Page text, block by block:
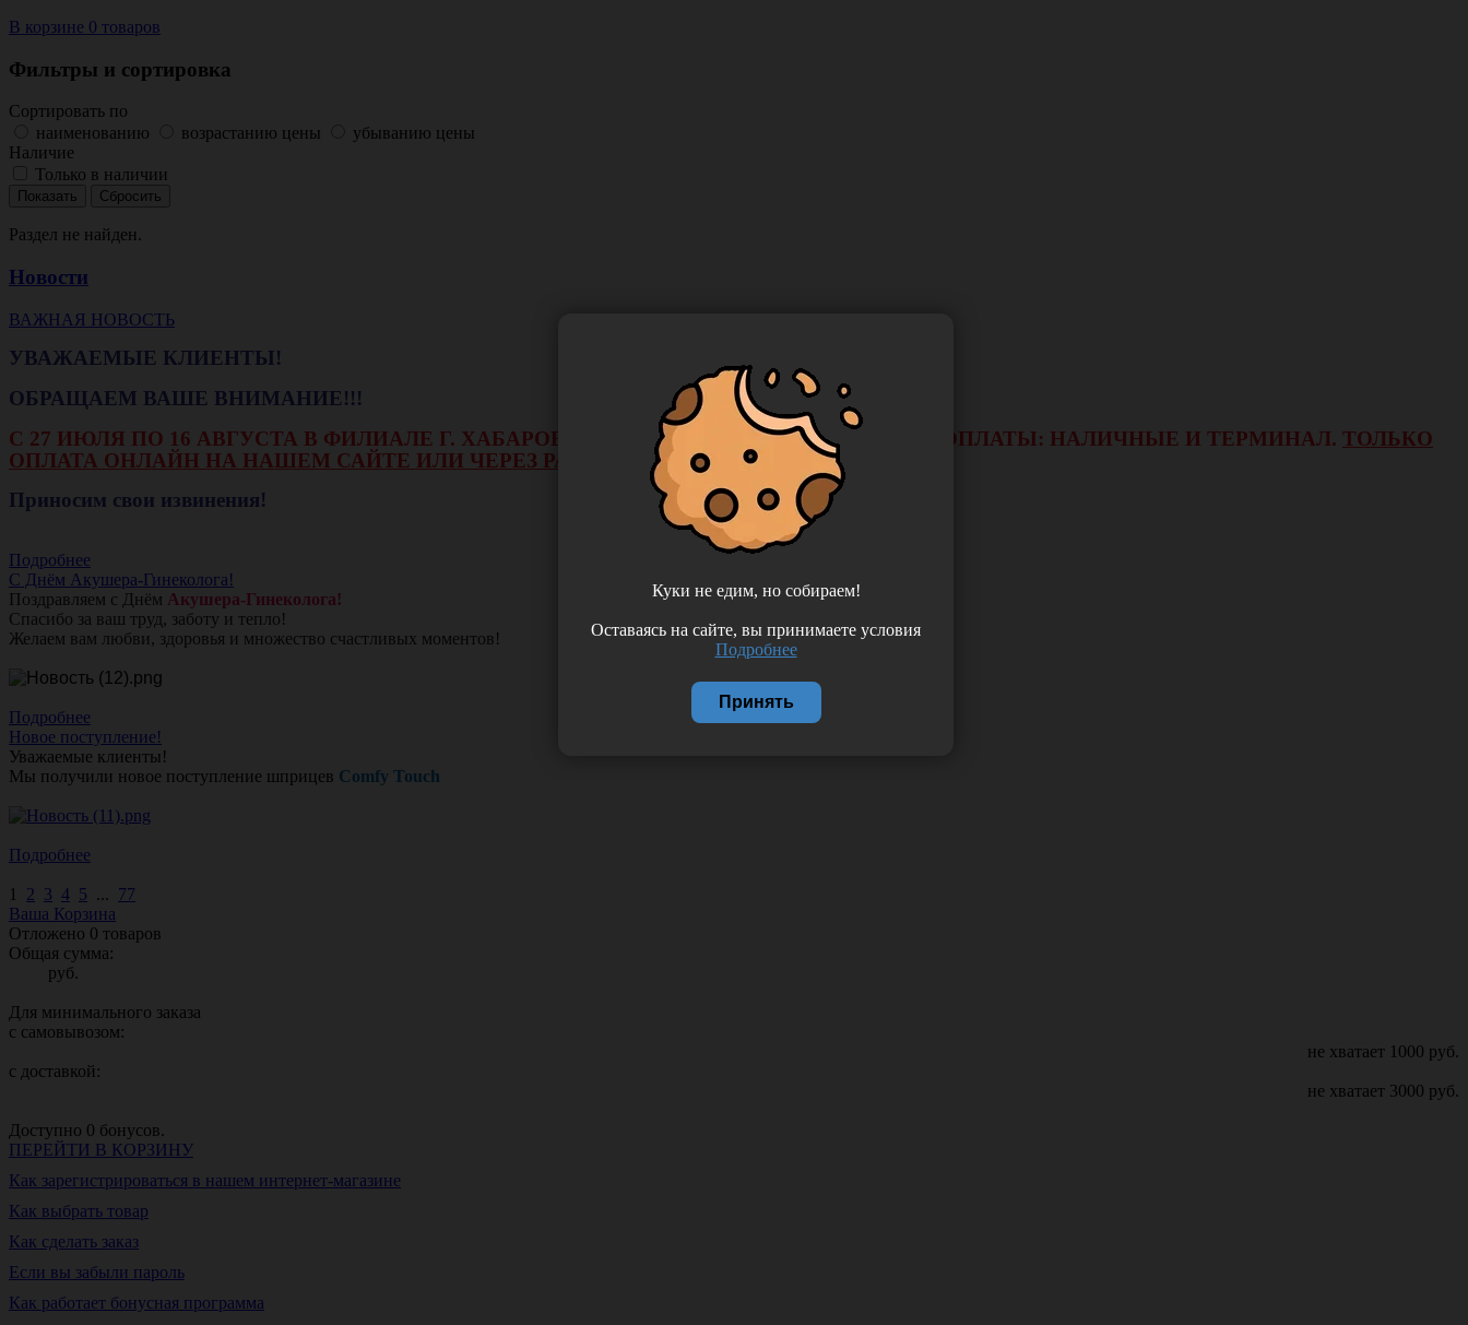
В корзине 0 товаров
Фильтры и сортировка
Сортировать по
наименованию
возрастанию цены
убыванию цены
Наличие
Только в наличии
Раздел не найден.
Новости
ВАЖНАЯ НОВОСТЬ
УВАЖАЕМЫЕ КЛИЕНТЫ!
ОБРАЩАЕМ ВАШЕ ВНИМАНИЕ!!!
С 27 ИЮЛЯ ПО 16 АВГУСТА В ФИЛИАЛЕ Г. ХАБАРОВСКА НЕ БУДЕТ ДЕЙСТВОВАТЬ ВИД ОПЛАТЫ: НАЛИЧНЫЕ И ТЕРМИНАЛ. ТОЛЬКО
ОПЛАТА ОНЛАЙН НА НАШЕМ САЙТЕ ИЛИ ЧЕРЕЗ РАСЧЕТНЫЙ СЧЕТ.
Приносим свои извинения!
Подробнее
С Днём Акушера-Гинеколога!
Поздравляем с Днём Акушера-Гинеколога!
Спасибо за ваш труд, заботу и тепло!
Желаем вам любви, здоровья и множество счастливых моментов!
Подробнее
Новое поступление!
Уважаемые клиенты!
Мы получили новое поступление шприцев Comfy Touch
Подробнее
1 2 3 4 5 ... 77
Ваша Корзина
Отложено 0 товаров
Общая сумма:
руб.
Для минимального заказа
с самовывозом:
не хватает 1000 руб.
с доставкой:
не хватает 3000 руб.
Доступно 0 бонусов.
ПЕРЕЙТИ В КОРЗИНУ
Как зарегистрироваться в нашем интернет-магазине
Как выбрать товар
Как сделать заказ
Если вы забыли пароль
Как работает бонусная программа
Куки не едим, но собираем!
Оставаясь на сайте, вы принимаете условия
Подробнее
Принять